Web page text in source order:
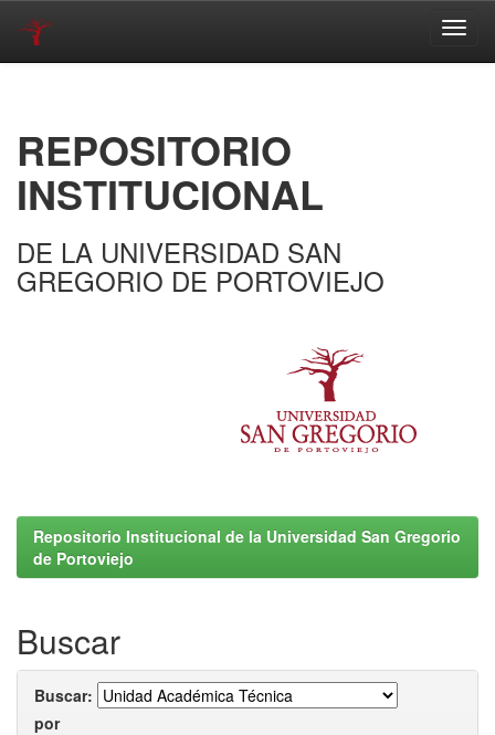
REPOSITORIO
INSTITUCIONAL
DE LA UNIVERSIDAD SAN
GREGORIO DE PORTOVIEJO
Repositorio Institucional de la Universidad San Gregorio
de Portoviejo
Buscar
Buscar:
por